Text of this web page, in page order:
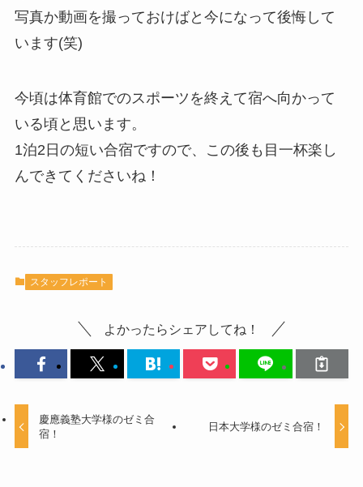
写真か動画を撮っておけばと今になって後悔して
います(笑)
今頃は体育館でのスポーツを終えて宿へ向かって
いる頃と思います。
1泊2日の短い合宿ですので、この後も目一杯楽し
んできてくださいね！
スタッフレポート
よかったらシェアしてね！
慶應義塾大学様のゼミ合
宿！
日本大学様のゼミ合宿！